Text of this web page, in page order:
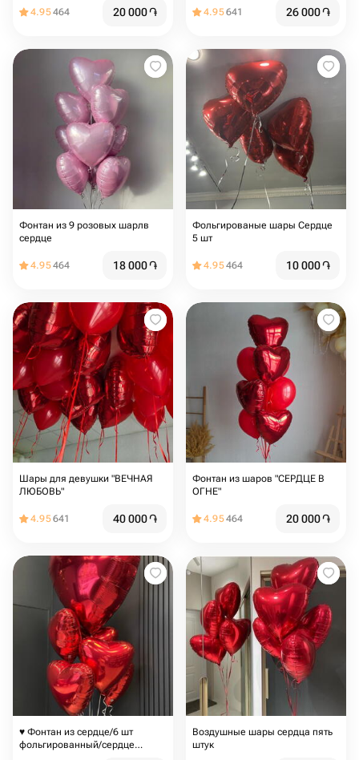
4.95464 20 000֏ 4.95641 26 000֏
Фонтан из 9 розовых шарлв
сердце
4.95464 18 000֏
Фольгированые шары Сердце
5 шт
4.95464 10 000֏
Шары для девушки "ВЕЧНАЯ
ЛЮБОВЬ"
4.95641 40 000֏
Фонтан из шаров "СЕРДЦЕ В
ОГНЕ"
4.95464 20 000֏
♥️ Фонтан из сердце/6 шт
фольгированный/сердце
Воздушные шары сердца пять
штук